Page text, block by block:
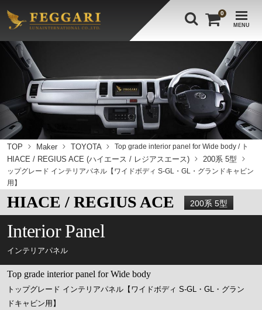
MENU
0
TOP Maker
TOYOTA
HIACE / REGIUS ACE (ハイエース / レジアスエース)
200系 5型
Top grade interior panel for Wide body / ト
ップグレード インテリアパネル【ワイドボディ S-GL・GL・グランドキャビン
用】
HIACE / REGIUS ACE 200系 5型
Interior Panel
インテリアパネル
Top grade interior panel for Wide body
トップグレード インテリアパネル【ワイドボディ S-GL・GL・グラン
ドキャビン用】